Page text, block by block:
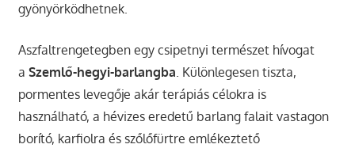
gyönyörködhetnek.
Aszfaltrengetegben egy csipetnyi természet hívogat
a Szemlő-hegyi-barlangba. Különlegesen tiszta,
pormentes levegője akár terápiás célokra is
használható, a hévizes eredetű barlang falait vastagon
borító, karfiolra és szőlőfürtre emlékeztető